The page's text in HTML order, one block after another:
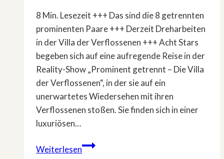
8 Min. Lesezeit +++ Das sind die 8 getrennten
prominenten Paare +++ Derzeit Dreharbeiten
in der Villa der Verflossenen +++ Acht Stars
begeben sich auf eine aufregende Reise in der
Reality-Show „Prominent getrennt – Die Villa
der Verflossenen“, in der sie auf ein
unerwartetes Wiedersehen mit ihren
Verflossenen stoßen. Sie finden sich in einer
luxuriösen…
Weiterlesen»Prominent